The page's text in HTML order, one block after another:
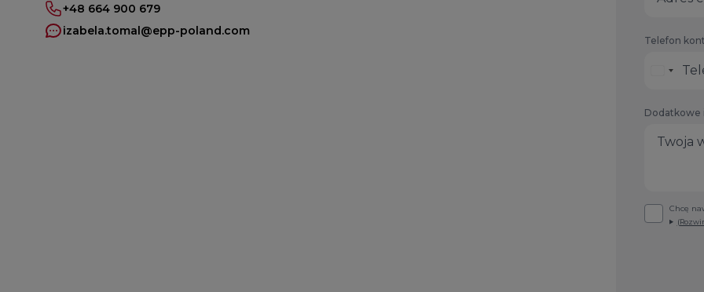
+48 664 900 679
izabela.tomal@epp-poland.com
Telefon
Dodatkowe
Chcę